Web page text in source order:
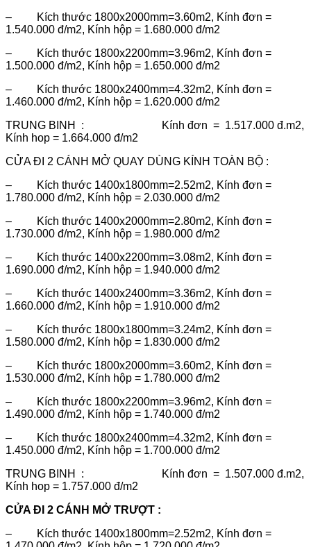
– Kích thước 1800x2000mm=3.60m2, Kính đơn =
1.540.000 đ/m2, Kính hộp = 1.680.000 đ/m2
– Kích thước 1800x2200mm=3.96m2, Kính đơn =
1.500.000 đ/m2, Kính hộp = 1.650.000 đ/m2
– Kích thước 1800x2400mm=4.32m2, Kính đơn =
1.460.000 đ/m2, Kính hộp = 1.620.000 đ/m2
TRUNG BINH : Kính đơn = 1.517.000 đ.m2,
Kính hop = 1.664.000 đ/m2
CỬA ĐI 2 CÁNH MỞ QUAY DÙNG KÍNH TOÀN BỘ :
– Kích thước 1400x1800mm=2.52m2, Kính đơn =
1.780.000 đ/m2, Kính hộp = 2.030.000 đ/m2
– Kích thước 1400x2000mm=2.80m2, Kính đơn =
1.730.000 đ/m2, Kính hộp = 1.980.000 đ/m2
– Kích thước 1400x2200mm=3.08m2, Kính đơn =
1.690.000 đ/m2, Kính hộp = 1.940.000 đ/m2
– Kích thước 1400x2400mm=3.36m2, Kính đơn =
1.660.000 đ/m2, Kính hộp = 1.910.000 đ/m2
– Kích thước 1800x1800mm=3.24m2, Kính đơn =
1.580.000 đ/m2, Kính hộp = 1.830.000 đ/m2
– Kích thước 1800x2000mm=3.60m2, Kính đơn =
1.530.000 đ/m2, Kính hộp = 1.780.000 đ/m2
– Kích thước 1800x2200mm=3.96m2, Kính đơn =
1.490.000 đ/m2, Kính hộp = 1.740.000 đ/m2
– Kích thước 1800x2400mm=4.32m2, Kính đơn =
1.450.000 đ/m2, Kính hộp = 1.700.000 đ/m2
TRUNG BINH : Kính đơn = 1.507.000 đ.m2,
Kính hop = 1.757.000 đ/m2
CỬA ĐI 2 CÁNH MỞ TRƯỢT :
– Kích thước 1400x1800mm=2.52m2, Kính đơn =